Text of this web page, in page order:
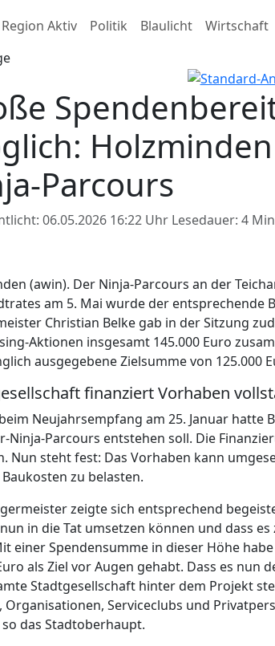
Region Aktiv Politik Blaulicht Wirtschaft
Parcours
06.05.2026 16:22 Uhr Lesedauer: 4
(awin). Der Ninja-Parcours an der
am 5. Mai wurde der entsprechende
Christian Belke gab in der Sitzung
Aktionen insgesamt 145.000 Euro
ausgegebene Zielsumme von 125.000
finanziert Vorhaben
Neujahrsempfang am 25. Januar hatte
Ninja-Parcours entstehen soll. Die
Nun steht fest: Das Vorhaben kann
zu belasten.
zeigte sich entsprechend
in die Tat umsetzen können und dass
einer Spendensumme in dieser Höhe
als Ziel vor Augen gehabt. Dass es nun
Stadtgesellschaft hinter dem Projekt
Organisationen, Serviceclubs und
so das Stadtoberhaupt.